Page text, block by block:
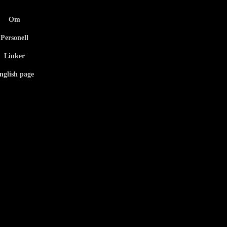
Om
Personell
Linker
page